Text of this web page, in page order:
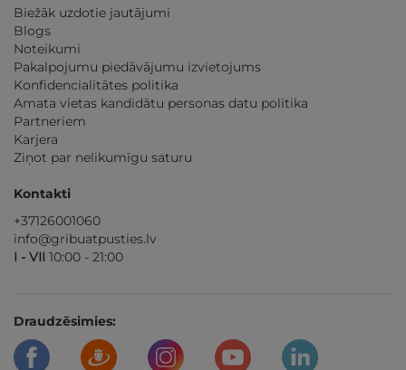
Biežāk uzdotie jautājumi
Blogs
Noteikumi
Pakalpojumu piedāvājumu izvietojums
Konfidencialitātes politika
Amata vietas kandidātu personas datu politika
Partneriem
Karjera
Ziņot par nelikumīgu saturu
Kontakti
+37126001060
info@gribuatpusties.lv
I - VII 10:00 - 21:00
Draudzēsimies: